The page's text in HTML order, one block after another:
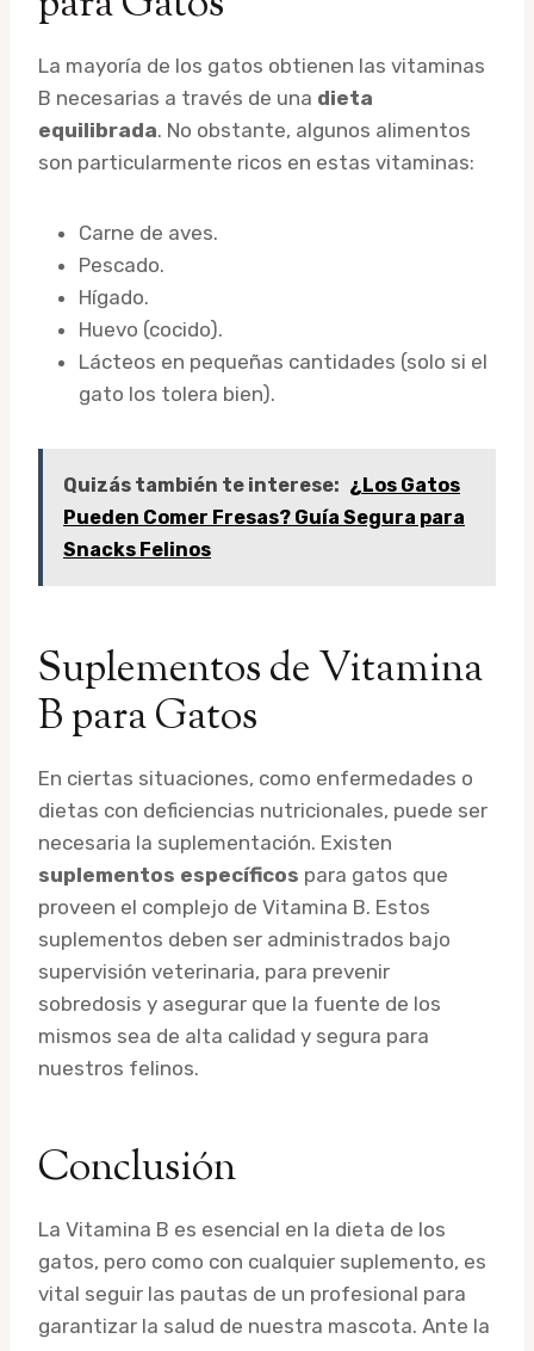
La mayoría de los gatos obtienen las vitaminas
B necesarias a través de una dieta
equilibrada. No obstante, algunos alimentos
son particularmente ricos en estas vitaminas:
Carne de aves.
Pescado.
Hígado.
Huevo (cocido).
Lácteos en pequeñas cantidades (solo si el
gato los tolera bien).
Quizás también te interese: ¿Los Gatos
Pueden Comer Fresas? Guía Segura para
Snacks Felinos
Suplementos de Vitamina
B para Gatos
En ciertas situaciones, como enfermedades o
dietas con deficiencias nutricionales, puede ser
necesaria la suplementación. Existen
suplementos específicos para gatos que
proveen el complejo de Vitamina B. Estos
suplementos deben ser administrados bajo
supervisión veterinaria, para prevenir
sobredosis y asegurar que la fuente de los
mismos sea de alta calidad y segura para
nuestros felinos.
Conclusión
La Vitamina B es esencial en la dieta de los
gatos, pero como con cualquier suplemento, es
vital seguir las pautas de un profesional para
garantizar la salud de nuestra mascota. Ante la